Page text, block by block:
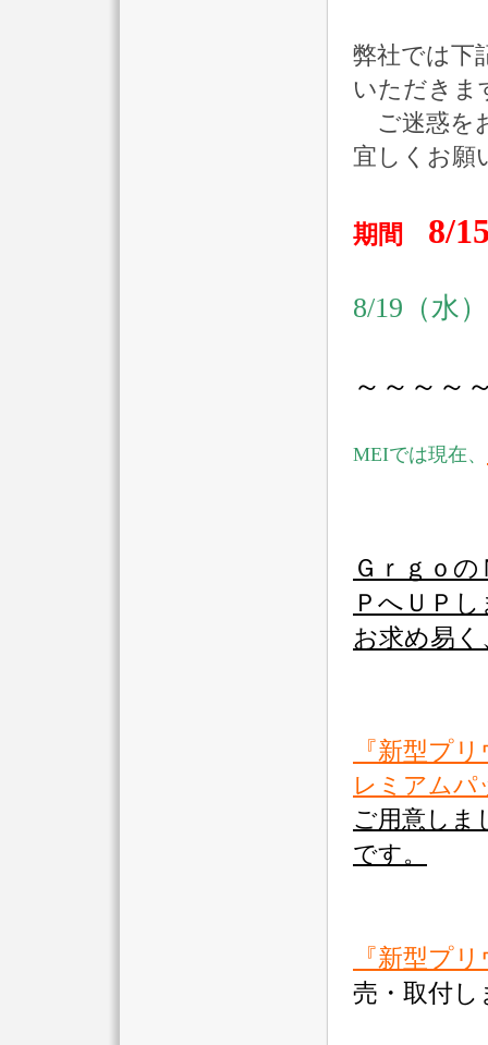
弊社では下
いただきま
ご迷惑を
宜しくお願
期間 8/
8/19（水
～～～～
MEIでは現在、
Ｇｒｇｏ
ＰへＵＰ
お求め易
『新型プ
レミアムパ
ご用意し
です。
『新型プ
売・取付し